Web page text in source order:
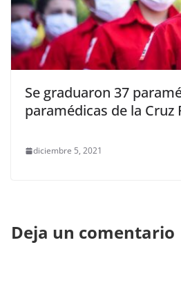
Se graduaron 37
paramédicas de la Cruz
diciembre 5, 2021
Deja un comentario